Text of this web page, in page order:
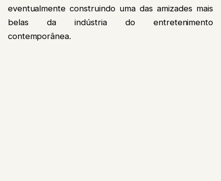
eventualmente construindo uma das amizades mais
belas da indústria do entretenimento
contemporânea.